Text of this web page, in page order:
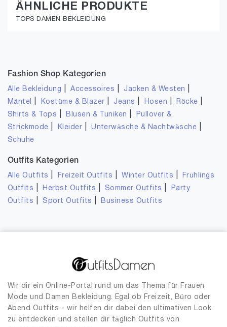
ÄHNLICHE PRODUKTE
TOPS DAMEN BEKLEIDUNG
Fashion Shop Kategorien
Alle Bekleidung |Accessoires Jacken & Westen
Mäntel Kostüme & Blazer Jeans Hosen Röcke
Shirts & Tops Blusen & Tuniken
Pullover &
Strickmode
Kleider |Unterwäsche & Nachtwäsche
Schuhe
Outfits Kategorien
Alle Outfits Freizeit Outfits |Winter Outfits
Frühlings
Outfits
Herbst Outfits Sommer Outfits
Party
Outfits
Sport Outfits Business Outfits
Wir dir ein Online-Portal rund um das Thema für Frauen
Mode und Damen Bekleidung. Egal ob Freizeit, Büro oder
Abend Outfits - wir helfen dir dabei den ultimativen Look
zu entdecken und stellen dir täglich Outfits von